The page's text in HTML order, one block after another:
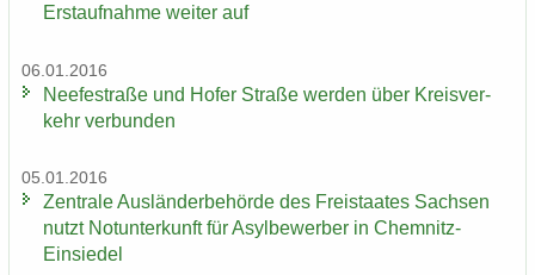
Erst­auf­nah­me wei­ter auf
06.01.2016
Nee­fe­st­ra­ße und Hofer Stra­ße wer­den über Kreis­ver­
kehr ver­bun­den
05.01.2016
Zen­tra­le Aus­län­der­be­hör­de des Frei­staa­tes Sach­sen
nutzt Not­un­ter­kunft für Asyl­be­wer­ber in Chemnitz-​
Einsiedel